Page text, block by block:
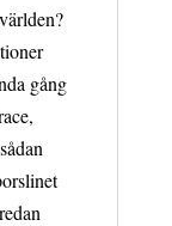
gång